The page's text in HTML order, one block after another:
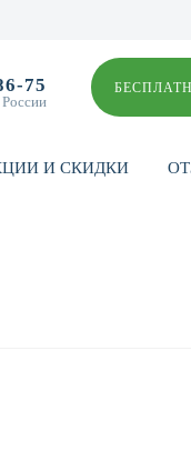
75
И СКИДКИ